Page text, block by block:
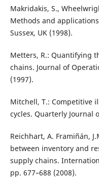
Makridakis, S.,
Methods and
Sussex, UK (1998).
Metters, R.: Quantifying
chains. Journal of
(1997).
Mitchell, T.: Competitive
cycles. Quarterly Journal
Reichhart, A. Framiñán,
between inventory and
supply chains.
pp. 677–688 (2008).